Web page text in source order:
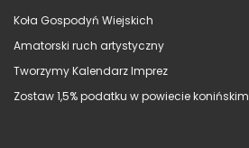
Koła Gospodyń Wiejskich
Amatorski ruch artystyczny
Tworzymy Kalendarz Imprez
Zostaw 1,5% podatku w powiecie konińskim